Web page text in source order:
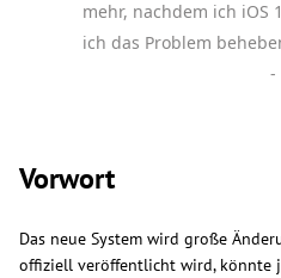
mehr, nachdem ich iOS
ich das Problem
-
Vorwort
Das neue System wird große
offiziell veröffentlicht wird, könnte